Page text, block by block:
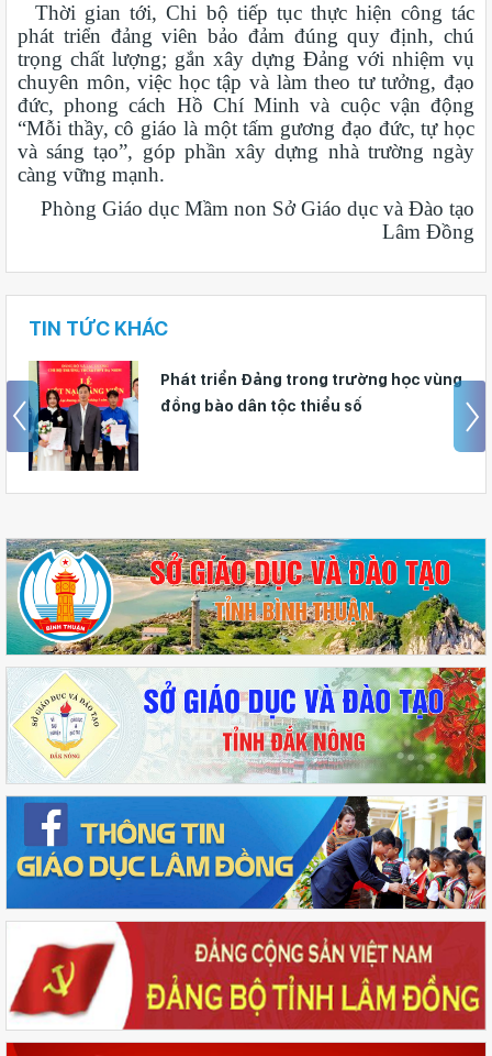
Thời gian tới, Chi bộ tiếp tục thực hiện công tác
phát triển đảng viên bảo đảm đúng quy định, chú
trọng chất lượng; gắn xây dựng Đảng với nhiệm vụ
chuyên môn, việc học tập và làm theo tư tưởng, đạo
đức, phong cách Hồ Chí Minh và cuộc vận động
“Mỗi thầy, cô giáo là một tấm gương đạo đức, tự học
và sáng tạo”, góp phần xây dựng nhà trường ngày
càng vững mạnh.
Phòng Giáo dục Mầm non Sở Giáo dục và Đào tạo
Lâm Đồng
TIN TỨC KHÁC
Phát triển Ðảng trong trường học vùng
đồng bào dân tộc thiểu số